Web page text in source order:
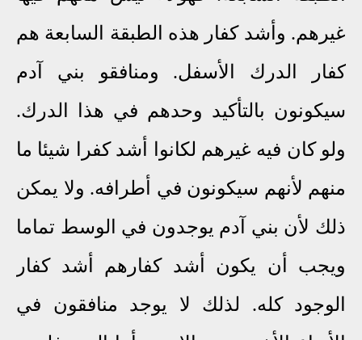
غيرهم. وأشد كفار هذه الطبقة السابعة هم
كفار الدرك الأسفل. ومنافقو بني آدم
سيكونون بالتأكيد وحدهم في هذا الدرك.
ولو كان فيه غيرهم لكانوا أشد كفرا شيئا ما
منهم لأنهم سيكونون في أطرافه. ولا يمكن
ذلك لأن بني آدم يوجدون في الوسط تماما
ويجب أن يكون أشد كفارهم أشد كفار
الوجود كله. لذلك لا يوجد منافقون في